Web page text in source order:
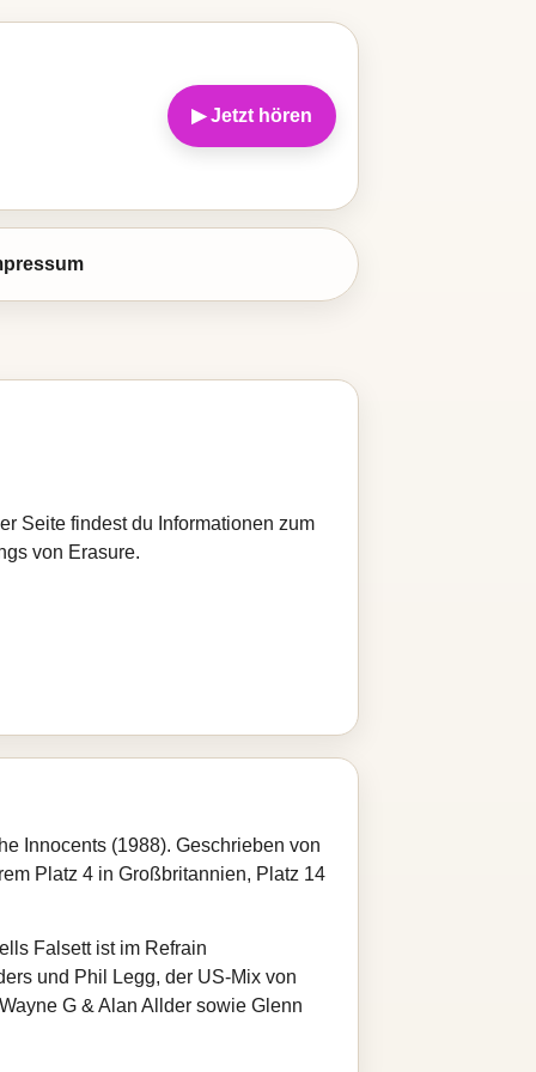
▶ Jetzt hören
Seite findest du Informationen zum
von Erasure.
Innocents (1988). Geschrieben von
Platz 4 in Großbritannien, Platz 14
Falsett ist im Refrain
und Phil Legg, der US‑Mix von
G & Alan Allder sowie Glenn